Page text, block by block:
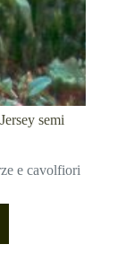
semi
e cavolfiori